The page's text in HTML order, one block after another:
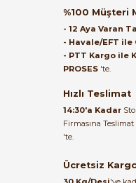
Orijinal kutusuyla ertesi gün
ulaştı elimize. Teşekkürler.
B... A... | 27/06/2026
bundan mehmet bey ilgi ve
alakası için teşekkür ederim
muhammed demirci |
%100 Müşteri
- 12 Aya Varan
- Havale/EFT ile
- PTT Kargo ile
PROSES 'te.
Hızlı Teslimat
14:30'a Kadar
Firmasına
'te.
Ücretsiz